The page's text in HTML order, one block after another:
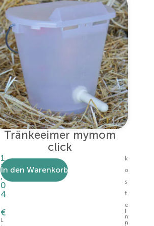
Tränkeeimer mymom
click
1
3
,
0
4
€
L
In den Warenkorb
n
k
o
s
t
e
n